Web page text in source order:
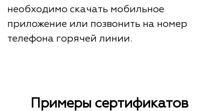
необходимо скачать мобильное
приложение или позвонить на номер
телефона горячей линии.
Примеры сертификатов